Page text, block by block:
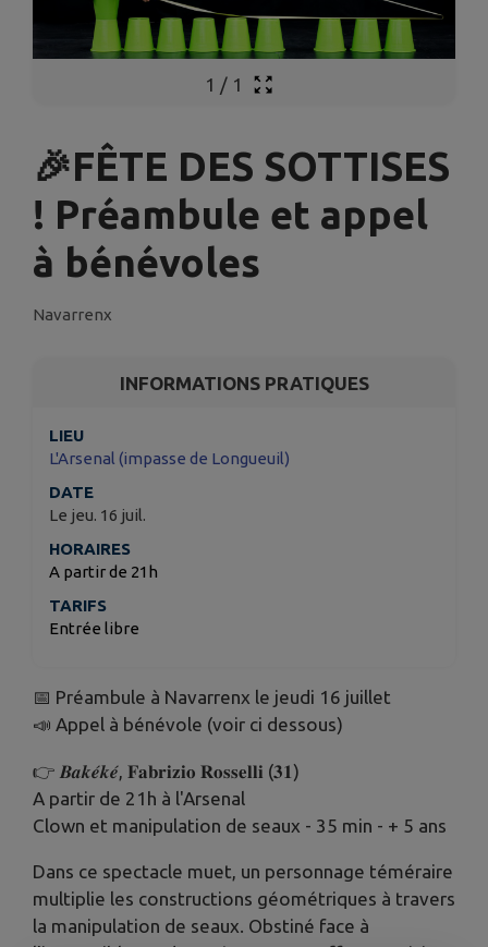
1 / 1
🎉FÊTE DES SOTTISES
! Préambule et appel
à bénévoles
Navarrenx
INFORMATIONS PRATIQUES
LIEU
L'Arsenal (impasse de Longueuil)
DATE
Le jeu. 16 juil.
HORAIRES
A partir de 21h
TARIFS
Entrée libre
📅 Préambule à Navarrenx le jeudi 16 juillet
📣 Appel à bénévole (voir ci dessous)
👉 𝑩𝒂𝒌𝒆́𝒌𝒆́, 𝐅𝐚𝐛𝐫𝐢𝐳𝐢𝐨 𝐑𝐨𝐬𝐬𝐞𝐥𝐥𝐢 (𝟑𝟏)
A partir de 21h à l'Arsenal
Clown et manipulation de seaux - 35 min - + 5 ans
Dans ce spectacle muet, un personnage téméraire
multiplie les constructions géométriques à travers
la manipulation de seaux. Obstiné face à